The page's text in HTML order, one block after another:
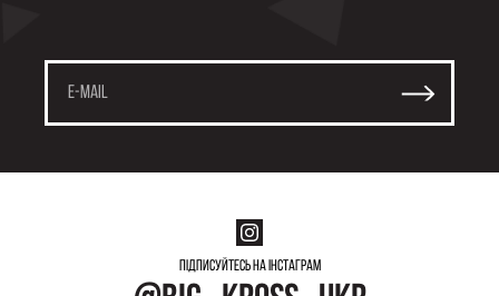
Підписуйтесь на інстаграм